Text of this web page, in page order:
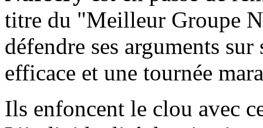
titre du "Meilleur Groupe
défendre ses arguments
efficace et une tournée
Ils enfoncent le clou avec